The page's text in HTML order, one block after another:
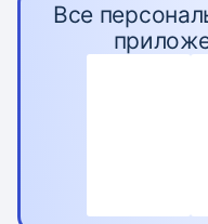
Все